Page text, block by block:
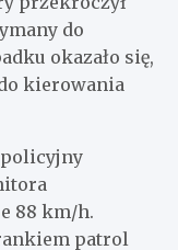
do
okazało się,
kierowania
policyjny
88 km/h.
patrol